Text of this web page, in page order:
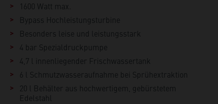
1600 Watt max.
Bypass Hochleistungsturbine
Besonders leise und leistungsstark
4 bar Spezialdruckpumpe
4,7 l innenliegender Frischwassertank
6 l Schmutzwasseraufnahme bei Sprühextraktion
20 l Behälter aus hochwertigem, gebürstetem
Edelstahl